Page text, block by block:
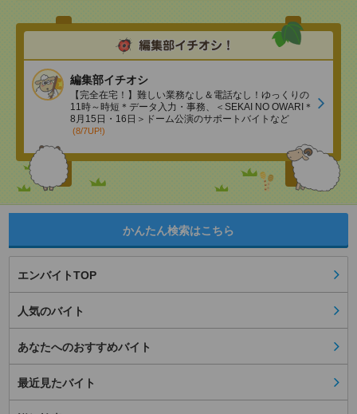
編集部イチオシ
【完全在宅！】難しい業務なし＆電話なし！ゆっくりの
11時～時短＊データ入力・事務、＜SEKAI NO OWARI＊
8月15日・16日＞ドーム公演のサポートバイトなど
(8/7UP!)
かんたん検索はこちら
エンバイトTOP
人気のバイト
あなたへのおすすめバイト
最近見たバイト